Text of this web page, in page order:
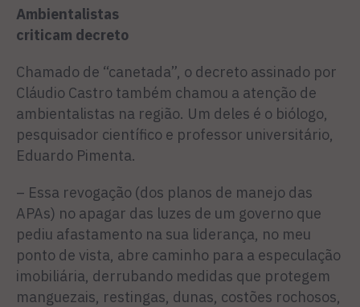
Ambientalistas
criticam decreto
Chamado de “canetada”, o decreto assinado por
Cláudio Castro também chamou a atenção de
ambientalistas na região. Um deles é o biólogo,
pesquisador científico e professor universitário,
Eduardo Pimenta.
– Essa revogação (dos planos de manejo das
APAs) no apagar das luzes de um governo que
pediu afastamento na sua liderança, no meu
ponto de vista, abre caminho para a especulação
imobiliária, derrubando medidas que protegem
manguezais, restingas, dunas, costões rochosos,